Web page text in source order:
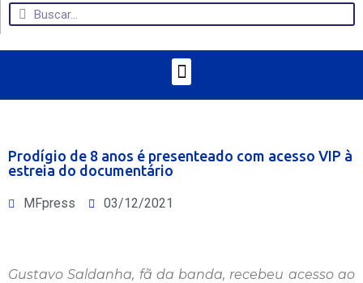
Prodígio de 8 anos é presenteado com acesso VIP à
estreia do documentário
MFpress 03/12/2021
Gustavo Saldanha, fã da banda, recebeu acesso ao